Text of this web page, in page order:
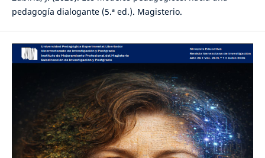
pedagogía dialogante (5.ª ed.). Magisterio.